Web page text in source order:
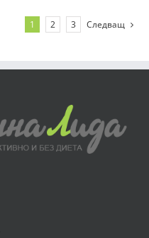
1 2 3 Следващ